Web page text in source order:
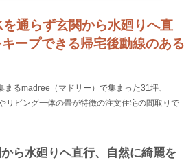
通らず玄関から水廻りへ直
ープできる帰宅後動線のある
るmadree（マドリー）で集まった31坪、
リビング一体の畳が特徴の注文住宅の間取りで
ら水廻りへ直行、自然に綺麗を